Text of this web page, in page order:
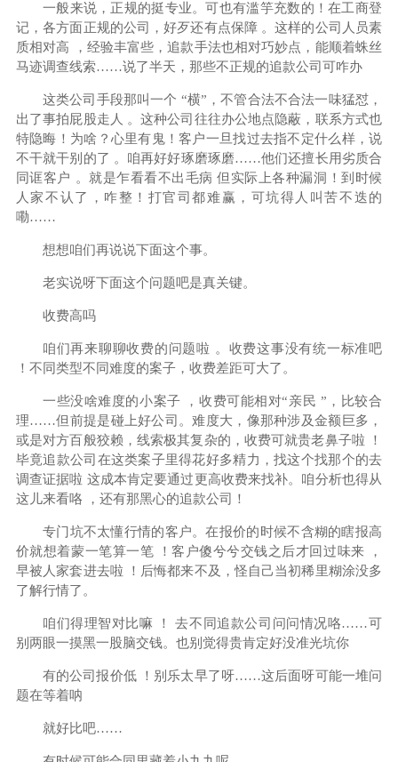
一般来说，正规的挺专业。可也有滥竽充数的！在工商登
记，各方面正规的公司，好歹还有点保障 。这样的公司人员素
质相对高 ，经验丰富些，追款手法也相对巧妙点，能顺着蛛丝
马迹调查线索……说了半天，那些不正规的追款公司可咋办
这类公司手段那叫一个 “横”，不管合法不合法一味猛怼，
出了事拍屁股走人 。这种公司往往办公地点隐蔽，联系方式也
特隐晦！为啥？心里有鬼！客户一旦找过去指不定什么样，说
不干就干别的了 。咱再好好琢磨琢磨……他们还擅长用劣质合
同诓客户 。就是乍看看不出毛病 但实际上各种漏洞！到时候
人家不认了，咋整！打官司都难赢，可坑得人叫苦不迭的
嘞……
想想咱们再说说下面这个事。
老实说呀下面这个问题吧是真关键。
收费高吗
咱们再来聊聊收费的问题啦 。收费这事没有统一标准吧
！不同类型不同难度的案子，收费差距可大了。
一些没啥难度的小案子 ，收费可能相对“亲民 ”，比较合
理……但前提是碰上好公司。难度大，像那种涉及金额巨多，
或是对方百般狡赖，线索极其复杂的，收费可就贵老鼻子啦 ！
毕竟追款公司在这类案子里得花好多精力，找这个找那个的去
调查证据啦 这成本肯定要通过更高收费来找补。咱分析也得从
这儿来看咯 ，还有那黑心的追款公司！
专门坑不太懂行情的客户。在报价的时候不含糊的瞎报高
价就想着蒙一笔算一笔 ！客户傻兮兮交钱之后才回过味来 ，
早被人家套进去啦 ！后悔都来不及，怪自己当初稀里糊涂没多
了解行情了。
咱们得理智对比嘛 ！ 去不同追款公司问问情况咯……可
别两眼一摸黑一股脑交钱。也别觉得贵肯定好没准光坑你
有的公司报价低 ！别乐太早了呀……这后面呀可能一堆问
题在等着呐
就好比吧……